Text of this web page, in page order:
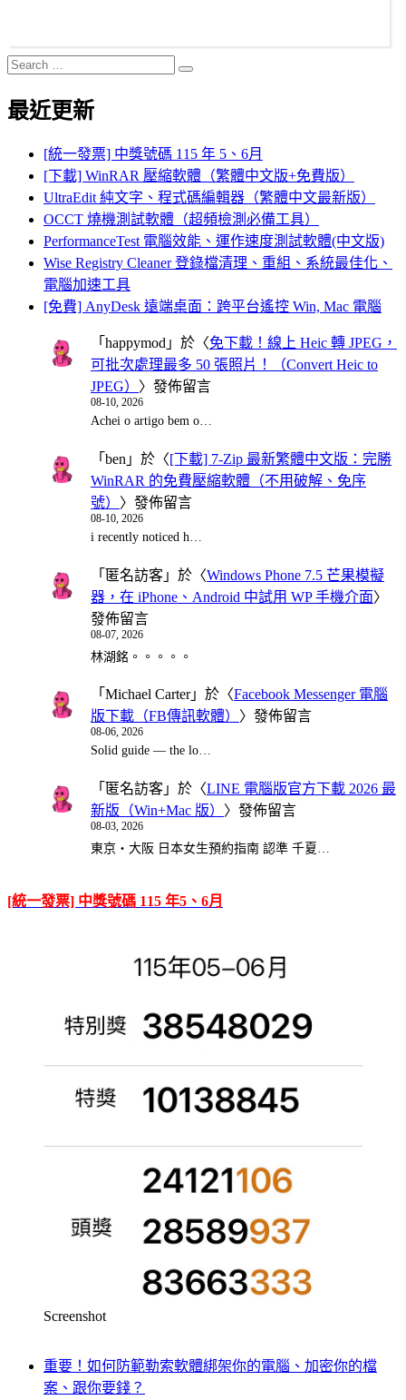
Search
for:
Search
最近更新
[統一發票] 中獎號碼 115 年 5、6月
[下載] WinRAR 壓縮軟體（繁體中文版+免費版）
UltraEdit 純文字、程式碼編輯器（繁體中文最新版）
OCCT 燒機測試軟體（超頻檢測必備工具）
PerformanceTest 電腦效能、運作速度測試軟體(中文版)
Wise Registry Cleaner 登錄檔清理、重組、系統最佳化、
電腦加速工具
[免費] AnyDesk 遠端桌面：跨平台遙控 Win, Mac 電腦
「 happymod 」於〈免下載！線上 Heic 轉 JPEG，
可批次處理最多 50 張照片！（Convert Heic to
JPEG） 〉發佈留言
08-10, 2026
Achei o artigo bem o…
「 ben 」於〈[下載] 7-Zip 最新繁體中文版：完勝
WinRAR 的免費壓縮軟體（不用破解、免序
號） 〉發佈留言
08-10, 2026
i recently noticed h…
「 匿名訪客 」於〈Windows Phone 7.5 芒果模擬
器，在 iPhone、Android 中試用 WP 手機介面〉
發佈留言
08-07, 2026
林湖銘。。。。。
「 Michael Carter」於〈Facebook Messenger 電腦
版下載（FB傳訊軟體） 〉發佈留言
08-06, 2026
Solid guide — the lo…
「 匿名訪客 」於〈LINE 電腦版官方下載 2026 最
新版（Win+Mac 版） 〉發佈留言
08-03, 2026
東京・大阪 日本女生預約指南 認準 千夏…
[統一發票] 中獎號碼 115 年5、6月
Screenshot
重要！如何防範勒索軟體綁架你的電腦、加密你的檔
案、跟你要錢？